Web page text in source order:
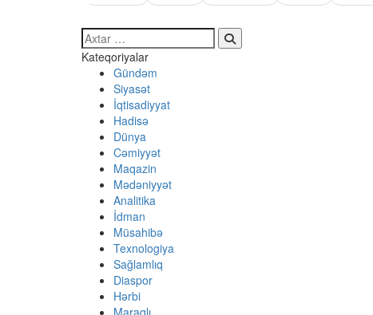
Search…
Kateqoriyalar
Gündəm
Siyasət
İqtisadiyyat
Hadisə
Dünya
Cəmiyyət
Maqazin
Mədəniyyət
Analitika
İdman
Müsahibə
Texnologiya
Sağlamlıq
Diaspor
Hərbi